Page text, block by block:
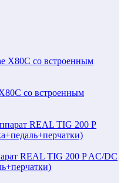
со встроенным
REAL TIG 200 P AC/DC